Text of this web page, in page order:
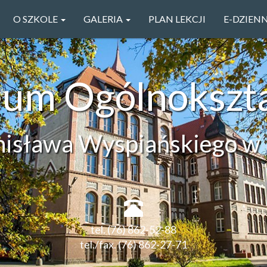
O SZKOLE GALERIA PLAN LEKCJI E-
Wyspiańskiego w
tel. (76) 862-52-88
tel./fax. (76) 862-27-71